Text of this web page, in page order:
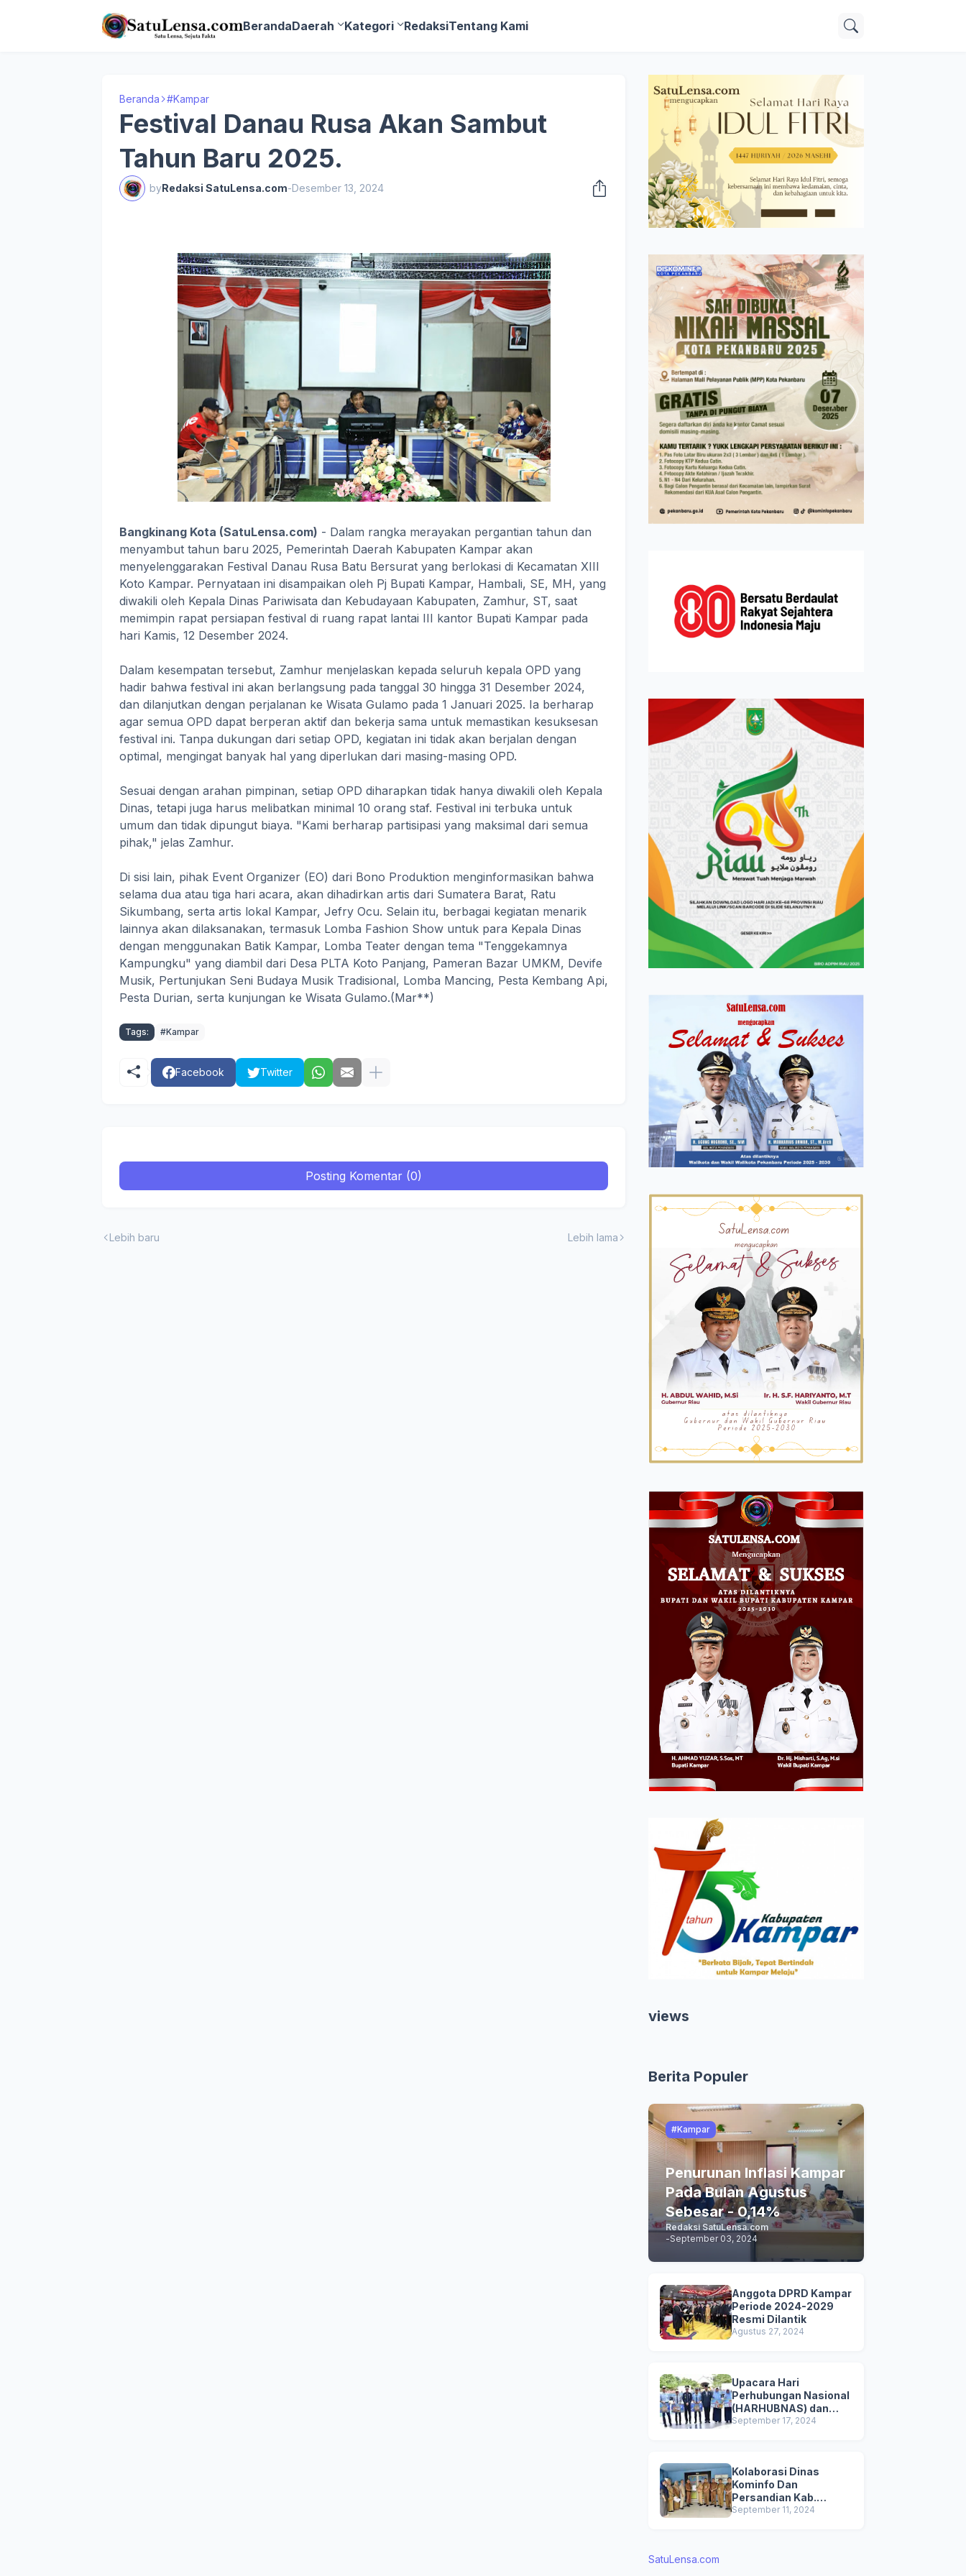
BerandaDaerah Kategori RedaksiTentang Kami
Beranda #Kampar
Festival Danau Rusa Akan Sambut
Tahun Baru 2025.
byRedaksi SatuLensa.com-Desember 13, 2024
Bangkinang Kota (SatuLensa.com) - Dalam rangka merayakan pergantian tahun dan
menyambut tahun baru 2025, Pemerintah Daerah Kabupaten Kampar akan
menyelenggarakan Festival Danau Rusa Batu Bersurat yang berlokasi di Kecamatan XIII
Koto Kampar. Pernyataan ini disampaikan oleh Pj Bupati Kampar, Hambali, SE, MH, yang
diwakili oleh Kepala Dinas Pariwisata dan Kebudayaan Kabupaten, Zamhur, ST, saat
memimpin rapat persiapan festival di ruang rapat lantai III kantor Bupati Kampar pada
hari Kamis, 12 Desember 2024.
Dalam kesempatan tersebut, Zamhur menjelaskan kepada seluruh kepala OPD yang
hadir bahwa festival ini akan berlangsung pada tanggal 30 hingga 31 Desember 2024,
dan dilanjutkan dengan perjalanan ke Wisata Gulamo pada 1 Januari 2025. Ia berharap
agar semua OPD dapat berperan aktif dan bekerja sama untuk memastikan kesuksesan
festival ini. Tanpa dukungan dari setiap OPD, kegiatan ini tidak akan berjalan dengan
optimal, mengingat banyak hal yang diperlukan dari masing-masing OPD.
Sesuai dengan arahan pimpinan, setiap OPD diharapkan tidak hanya diwakili oleh Kepala
Dinas, tetapi juga harus melibatkan minimal 10 orang staf. Festival ini terbuka untuk
umum dan tidak dipungut biaya. "Kami berharap partisipasi yang maksimal dari semua
pihak," jelas Zamhur.
Di sisi lain, pihak Event Organizer (EO) dari Bono Produktion menginformasikan bahwa
selama dua atau tiga hari acara, akan dihadirkan artis dari Sumatera Barat, Ratu
Sikumbang, serta artis lokal Kampar, Jefry Ocu. Selain itu, berbagai kegiatan menarik
lainnya akan dilaksanakan, termasuk Lomba Fashion Show untuk para Kepala Dinas
dengan menggunakan Batik Kampar, Lomba Teater dengan tema "Tenggekamnya
Kampungku" yang diambil dari Desa PLTA Koto Panjang, Pameran Bazar UMKM, Devife
Musik, Pertunjukan Seni Budaya Musik Tradisional, Lomba Mancing, Pesta Kembang Api,
Pesta Durian, serta kunjungan ke Wisata Gulamo.(Mar**)
Tags: #Kampar
Facebook Twitter
Posting Komentar (0)
Lebih baru Lebih lama
views
Berita Populer
#Kampar
Penurunan Inflasi Kampar
Pada Bulan Agustus
Sebesar - 0,14%
Redaksi SatuLensa.com
-September 03, 2024
Anggota DPRD Kampar
Periode 2024-2029
Resmi Dilantik
Agustus 27, 2024
Upacara Hari
Perhubungan Nasional
(HARHUBNAS) dan
Peluncuran Kartu
September 17, 2024
Kolaborasi Dinas
Kominfo Dan
Persandian Kab.
Kampar Bersama UPT
September 11, 2024
SatuLensa.com